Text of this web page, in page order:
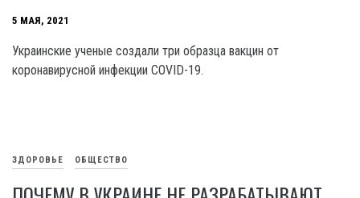
5 МАЯ, 2021
Украинские ученые создали три образца вакцин от
коронавирусной инфекции COVID-19.
ЗДОРОВЬЕ ОБЩЕСТВО